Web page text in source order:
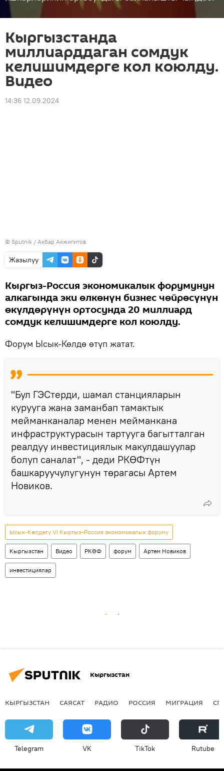
Кыргызстанда
миллиарддаган сомдук
келишимдерге кол коюлду.
Видео
14:36 12.09.2024
© Sputnik / Акбар Акжигитов
Жазылуу
Кыргыз-Россия экономикалык форумунун
алкагында эки өлкөнүн бизнес чөйрөсүнүн
өкүлдөрүнүн ортосунда 20 миллиард
сомдук келишимдерге кол коюлду.
Форум Ысык-Көлдө өтүп жатат.
"Бул ГЭСтерди, шамал станцияларын
курууга жана заманбап тамактык
мейманканалар менен мейманкана
инфраструктурасын тартууга багытталган
реалдуу инвестициялык макулдашуулар
болуп саналат", - деди РКӨФтүн
башкаруучулугунун төрагасы Артем
Новиков.
Ысык-Көлдөгү VI Кыргыз-Россия экономикалык форуму
Кыргызстан Видео РКӨФ форум Артем Новиков
инвестициялар
Кыргызстан
КЫРГЫЗСТАН САЯСАТ РАДИО РОССИЯ МИГРАЦИЯ
Telegram VK ТikТоk Rutube